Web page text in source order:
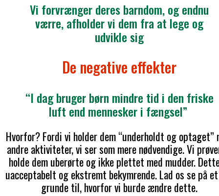
Vi forvrænger deres barndom, og endnu
værre, afholder vi dem fra at lege og
udvikle sig
De negative effekter
“I dag bruger børn mindre tid i den friske
luft end mennesker i fængsel”
Hvorfor? Fordi vi holder dem “underholdt og optaget”
andre aktiviteter, vi ser som mere nødvendige. Vi
holde dem uberørte og ikke plettet med mudder.
uacceptabelt og ekstremt bekymrende. Lad os se på
grunde til, hvorfor vi burde ændre dette.